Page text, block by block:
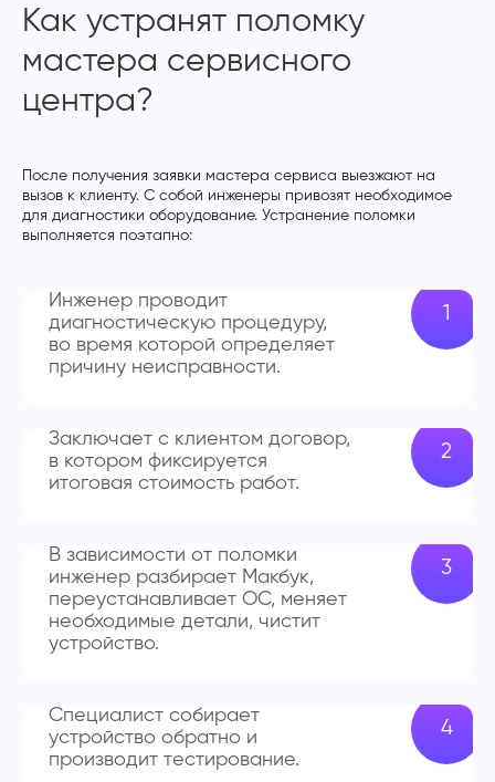
Как устранят поломку
мастера сервисного
центра?
После получения заявки мастера сервиса выезжают на
вызов к клиенту. С собой инженеры привозят необходимое
для диагностики оборудование. Устранение поломки
выполняется поэтапно:
Инженер проводит
диагностическую процедуру,
во время которой определяет
причину неисправности.
Заключает с клиентом договор,
в котором фиксируется
итоговая стоимость работ.
В зависимости от поломки
инженер разбирает Макбук,
переустанавливает ОС, меняет
необходимые детали, чистит
устройство.
Специалист собирает
устройство обратно и
производит тестирование.